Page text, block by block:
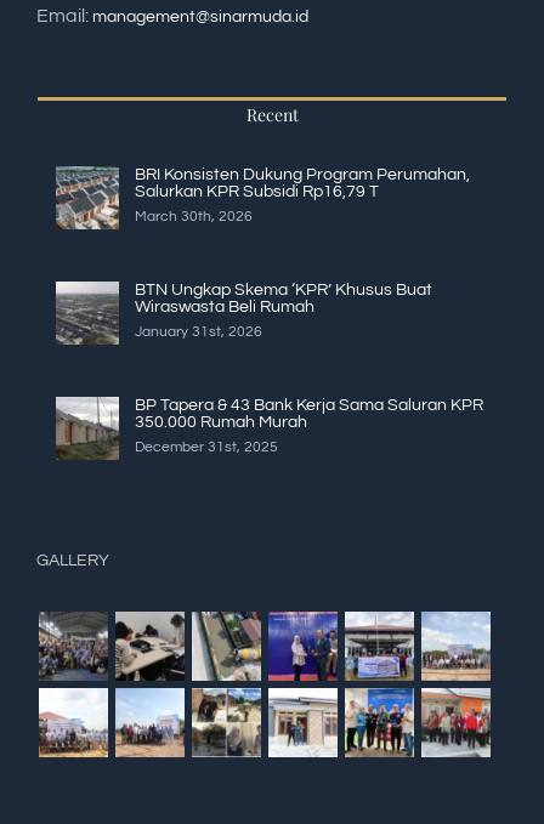
Email: management@sinarmuda.id
Recent
BRI Konsisten Dukung Program Perumahan,
Salurkan KPR Subsidi Rp16,79 T
March 30th, 2026
BTN Ungkap Skema ‘KPR’ Khusus Buat
Wiraswasta Beli Rumah
January 31st, 2026
BP Tapera & 43 Bank Kerja Sama Saluran KPR
350.000 Rumah Murah
December 31st, 2025
GALLERY